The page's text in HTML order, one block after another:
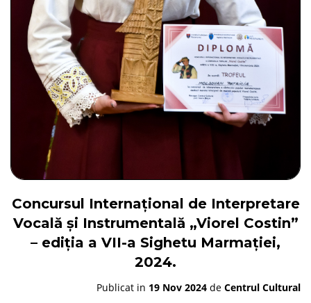
Concursul Internațional de Interpretare
Vocală și Instrumentală „Viorel Costin”
– ediția a VII-a Sighetu Marmației,
2024.
Publicat in 19 Nov 2024 de Centrul Cultural